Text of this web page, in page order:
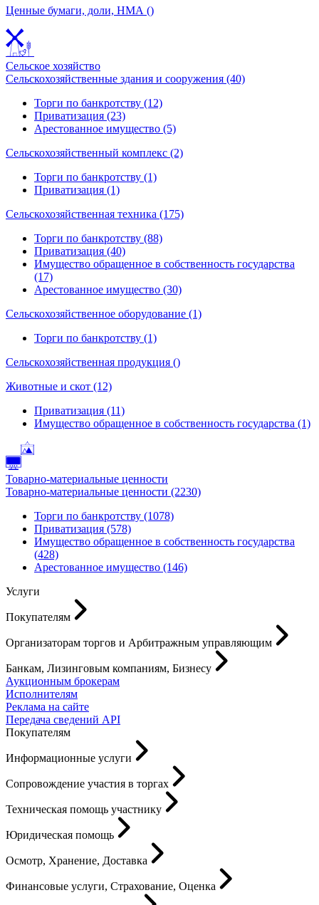
Ценные бумаги, доли, НМА ()
Сельское хозяйство
Сельскохозяйственные здания и сооружения (40)
Торги по банкротству (12)
Приватизация (23)
Арестованное имущество (5)
Сельскохозяйственный комплекс (2)
Торги по банкротству (1)
Приватизация (1)
Сельскохозяйственная техника (175)
Торги по банкротству (88)
Приватизация (40)
Имущество обращенное в собственность государства
(17)
Арестованное имущество (30)
Сельскохозяйственное оборудование (1)
Торги по банкротству (1)
Сельскохозяйственная продукция ()
Животные и скот (12)
Приватизация (11)
Имущество обращенное в собственность государства (1)
Товарно-материальные ценности
Товарно-материальные ценности (2230)
Торги по банкротству (1078)
Приватизация (578)
Имущество обращенное в собственность государства
(428)
Арестованное имущество (146)
Услуги
Покупателям
Организаторам торгов и Арбитражным управляющим
Банкам, Лизинговым компаниям, Бизнесу
Аукционным брокерам
Исполнителям
Реклама на сайте
Передача сведений API
Покупателям
Информационные услуги
Сопровождение участия в торгах
Техническая помощь участнику
Юридическая помощь
Осмотр, Хранение, Доставка
Финансовые услуги, Страхование, Оценка